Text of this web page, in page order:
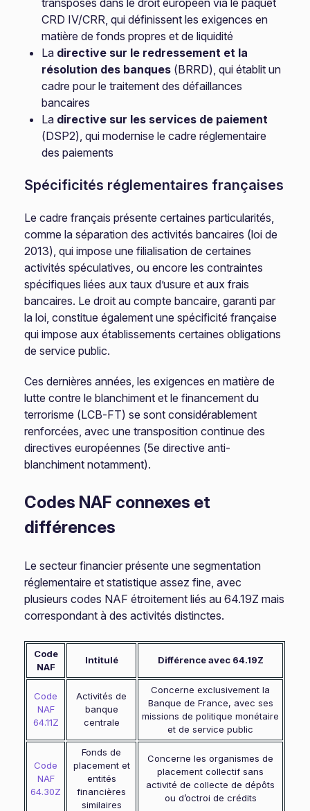
transposés dans le droit européen via le paquet
CRD IV/CRR, qui définissent les exigences en
matière de fonds propres et de liquidité
La directive sur le redressement et la
résolution des banques (BRRD), qui établit un
cadre pour le traitement des défaillances
bancaires
La directive sur les services de paiement
(DSP2), qui modernise le cadre réglementaire
des paiements
Spécificités réglementaires françaises
Le cadre français présente certaines particularités,
comme la séparation des activités bancaires (loi de
2013), qui impose une filialisation de certaines
activités spéculatives, ou encore les contraintes
spécifiques liées aux taux d’usure et aux frais
bancaires. Le droit au compte bancaire, garanti par
la loi, constitue également une spécificité française
qui impose aux établissements certaines obligations
de service public.
Ces dernières années, les exigences en matière de
lutte contre le blanchiment et le financement du
terrorisme (LCB-FT) se sont considérablement
renforcées, avec une transposition continue des
directives européennes (5e directive anti-
blanchiment notamment).
Codes NAF connexes et
différences
Le secteur financier présente une segmentation
réglementaire et statistique assez fine, avec
plusieurs codes NAF étroitement liés au 64.19Z mais
correspondant à des activités distinctes.
Code
NAF
Intitulé Différence avec 64.19Z
Code
NAF
64.11Z
Activités de
banque
centrale
Concerne exclusivement la
Banque de France, avec ses
missions de politique monétaire
et de service public
Code
NAF
64.30Z
Fonds de
placement et
entités
financières
similaires
Concerne les organismes de
placement collectif sans
activité de collecte de dépôts
ou d’octroi de crédits